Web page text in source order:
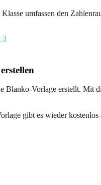
umfassen den
Blanko-Vorlage erstellt. Mit
gibt es wieder